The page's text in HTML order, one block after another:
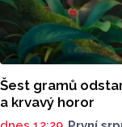
Šest gramů
a krvavý horor